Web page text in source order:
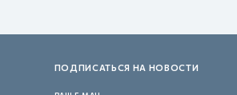
ПОДПИСАТЬСЯ НА НОВОСТИ